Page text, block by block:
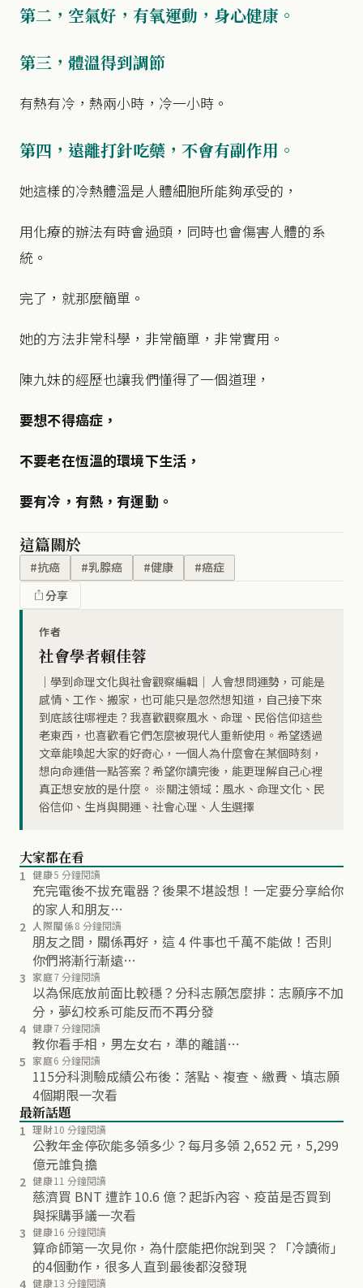
第二，空氣好，有氧運動，身心健康。
第三，體溫得到調節
有熱有冷，熱兩小時，冷一小時。
第四，遠離打針吃藥，不會有副作用。
她這樣的冷熱體溫是人體細胞所能夠承受的，
用化療的辦法有時會過頭，同時也會傷害人體的系
統。
完了，就那麼簡單。
她的方法非常科學，非常簡單，非常實用。
陳九妹的經歷也讓我們懂得了一個道理，
要想不得癌症，
不要老在恆溫的環境下生活，
要有冷，有熱，有運動。
這篇關於
#抗癌 #乳腺癌 #健康
#癌症
分享
作者
社會學者賴佳蓉
｜學到命理文化與社會觀察編輯｜ 人會想問運勢，可能是
感情、工作、搬家，也可能只是忽然想知道，自己接下來
到底該往哪裡走？我喜歡觀察風水、命理、民俗信仰這些
老東西，也喜歡看它們怎麼被現代人重新使用。希望透過
文章能喚起大家的好奇心，一個人為什麼會在某個時刻，
想向命運借一點答案？希望你讀完後，能更理解自己心裡
真正想安放的是什麼。 ※關注領域：風水、命理文化、民
俗信仰、生肖與開運、社會心理、人生選擇
大家都在看
1 健康5 分鐘閱讀
充完電後不拔充電器？後果不堪設想！一定要分享給你
的家人和朋友…
2 人際關係8 分鐘閱讀
朋友之間，關係再好，這 4 件事也千萬不能做！否則
你們將漸行漸遠…
3 家庭7 分鐘閱讀
以為保底放前面比較穩？分科志願怎麼排：志願序不加
分，夢幻校系可能反而不再分發
4 健康7 分鐘閱讀
教你看手相，男左女右，準的離譜…
5 家庭6 分鐘閱讀
115分科測驗成績公布後：落點、複查、繳費、填志願
4個期限一次看
最新話題
1 理財10 分鐘閱讀
公教年金停砍能多領多少？每月多領 2,652 元，5,299
億元誰負擔
2 健康11 分鐘閱讀
慈濟買 BNT 遭詐 10.6 億？起訴內容、疫苗是否買到
與採購爭議一次看
3 健康16 分鐘閱讀
算命師第一次見你，為什麼能把你說到哭？「冷讀術」
的4個動作，很多人直到最後都沒發現
4 健康13 分鐘閱讀